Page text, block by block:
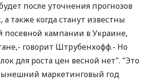
после уточнения прогнозов
также когда станут известны
посевной кампании в Украине,
говорит Штрубенхофф.- Но
для роста цен весной нет". "Это
маркетинговый год